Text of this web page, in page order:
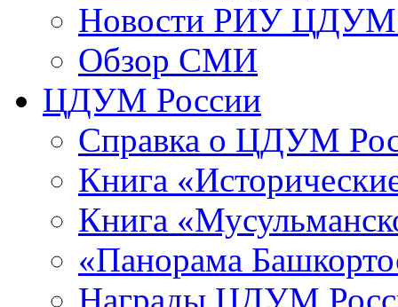
Новости РИУ ЦДУМ
Обзор СМИ
ЦДУМ России
Справка о ЦДУМ
Книга
Книга
«Панорама